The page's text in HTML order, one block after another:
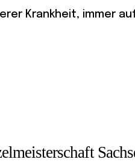
Krankheit, immer